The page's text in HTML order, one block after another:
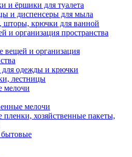
и ёршики для туалета
и диспенсеры для мыла
шторы, крючки для ванной
и организация пространства
вещей и организация
одежды и крючки
лестницы
мелочи
мелочи
хозяйственные пакеты,